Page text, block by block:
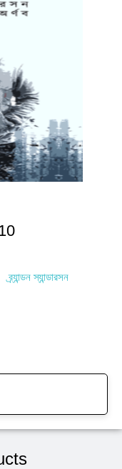
ব্র্যান্ডন স্যান্ডারসন